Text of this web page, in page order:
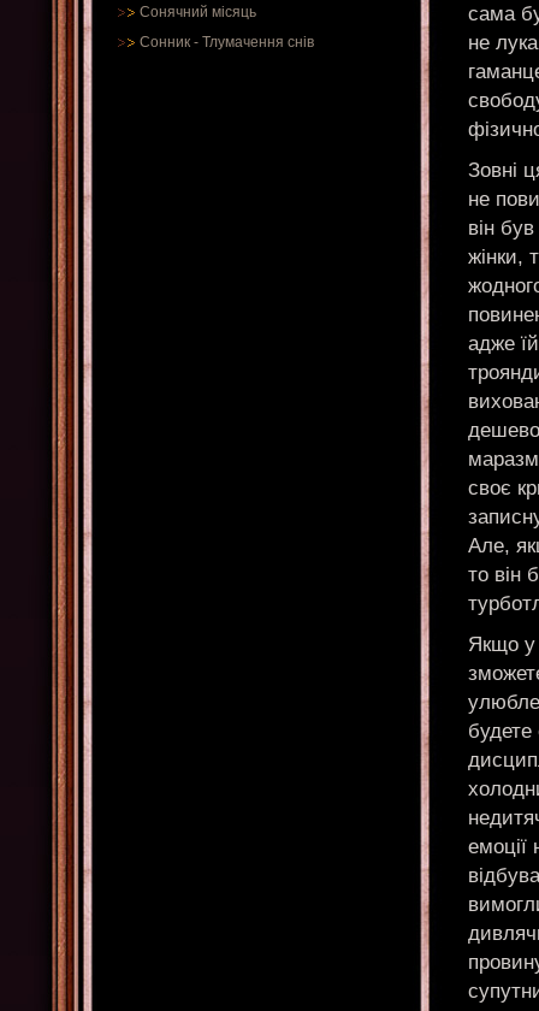
Сонячний місяць
Сонник - Тлумачення снів
сама
не
Зовні
не
він
жінки,
адже
своє
Але,
то він
Якщо у
будете
емоції